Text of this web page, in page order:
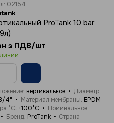
02154
ProTank 10 bar
з ПДВ/шт
вертикальное
Диаметр
4" Материал мембраны EPDM
°C +100°C
Номинальное
Бренд ProTank
Страна